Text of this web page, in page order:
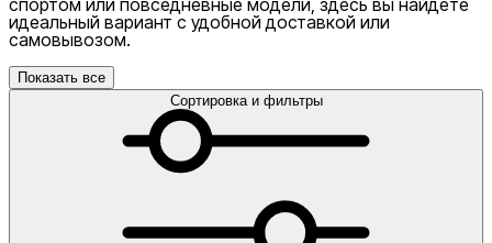
спортом или повседневные модели, здесь вы найдете
идеальный вариант с удобной доставкой или
самовывозом.
Показать все
Сортировка и фильтры